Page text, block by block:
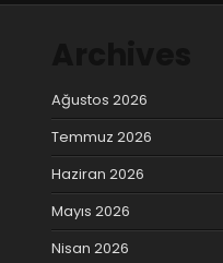
Ağustos 2026
Temmuz 2026
Haziran 2026
Mayıs 2026
Nisan 2026